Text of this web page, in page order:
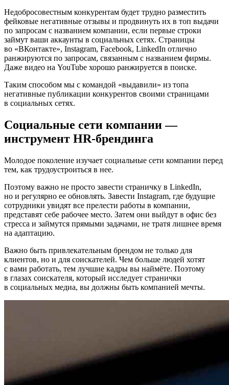
Недобросовестным конкурентам будет трудно разместить
фейковые негативные отзывы и продвинуть их в топ выдачи
по запросам с названием компании, если первые строки
займут ваши аккаунты в социальных сетях. Страницы
во «ВКонтакте», Instagram, Facebook, LinkedIn отлично
ранжируются по запросам, связанным с названием фирмы.
Даже видео на YouTube хорошо ранжируется в поиске.
Таким способом мы с командой «выдавили» из топа
негативные публикации конкурентов своими страницами
в социальных сетях.
Социальные сети компании —
инструмент HR-брендинга
Молодое поколение изучает социальные сети компании перед
тем, как трудоустроиться в нее.
Поэтому важно не просто завести страничку в LinkedIn,
но и регулярно ее обновлять. Завести Instagram, где будущие
сотрудники увидят все прелести работы в компании,
представят себе рабочее место. Затем они выйдут в офис без
стресса и займутся прямыми задачами, не тратя лишнее время
на адаптацию.
Важно быть привлекательным брендом не только для
клиентов, но и для соискателей. Чем больше людей хотят
с вами работать, тем лучшие кадры вы наймёте. Поэтому
в глазах соискателя, который исследует странички
в социальных медиа, вы должны быть компанией мечты.